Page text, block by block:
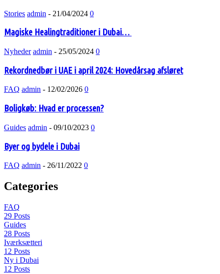
Stories admin - 21/04/2024 0
Magiske Healingtraditioner i Dubai…
Nyheder admin - 25/05/2024 0
Rekordnedbør i UAE i april 2024: Hovedårsag afsløret
FAQ admin - 12/02/2026 0
Boligkøb: Hvad er processen?
Guides admin - 09/10/2023 0
Byer og bydele i Dubai
FAQ admin - 26/11/2022 0
Categories
FAQ
29 Posts
Guides
28 Posts
Iværksætteri
12 Posts
Ny i Dubai
12 Posts